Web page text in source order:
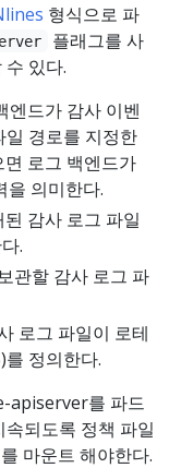
형식으로 파
플래그를 사
있다.
엔드가 감사 이벤
일 경로를 지정한
로그 백엔드가
을 의미한다.
된 감사 로그 파일
.
관할 감사 로그 파
로그 파일이 로테
정의한다.
apiserver를 파드
되도록 정책 파일
를 마운트 해야한다.